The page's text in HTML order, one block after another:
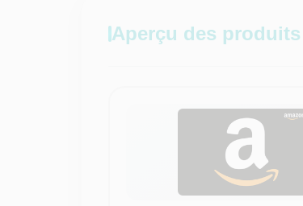
Aperçu des produits